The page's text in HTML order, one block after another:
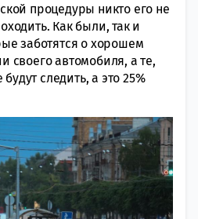
процедуры никто его не
Как были, так и
заботятся о хорошем
своего автомобиля, а те,
следить, а это 25%